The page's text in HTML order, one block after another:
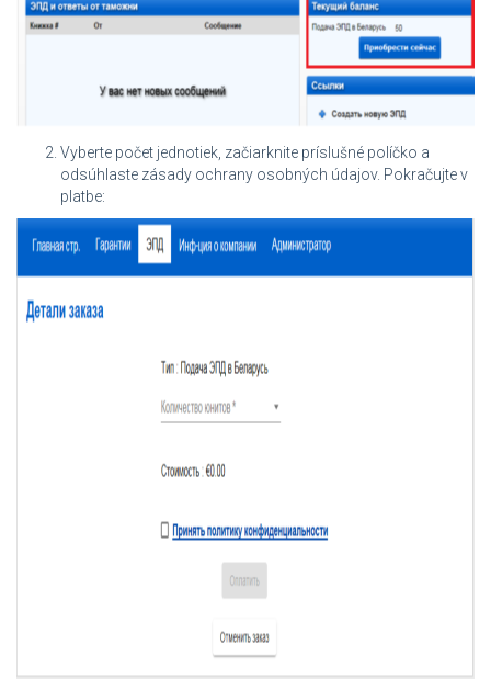
Vyberte počet jednotiek, začiarknite príslušné políčko a
odsúhlaste zásady ochrany osobných údajov. Pokračujte v
platbe: